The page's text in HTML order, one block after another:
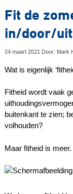
Fit de
in/door/uit
24 maart 2021 Door: Mark
Wat is eigenlijk
Fitheid wordt vaak
buitenkant te zien;
volhouden?
Maar fitheid is meer.